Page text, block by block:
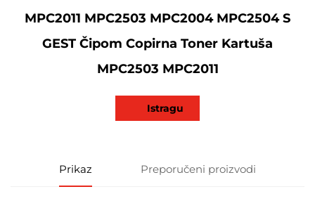
MPC2011 MPC2503 MPC2004 MPC2504 S
GEST Čipom Copirna Toner Kartuša
MPC2503 MPC2011
Istragu
Prikaz Preporučeni proizvodi